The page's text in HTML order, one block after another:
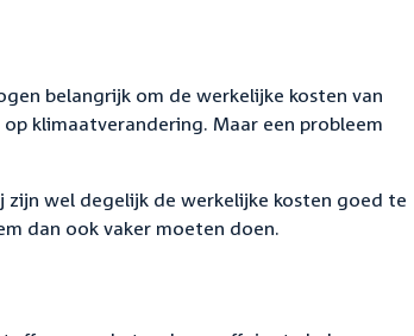
belangrijk om de werkelijke kosten van
klimaatverandering. Maar een probleem
wel degelijk de werkelijke kosten goed te
dan ook vaker moeten doen.